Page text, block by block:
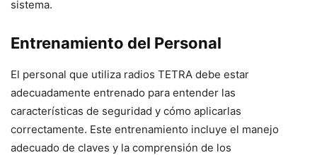
sistema.
Entrenamiento del Personal
El personal que utiliza radios TETRA debe estar
adecuadamente entrenado para entender las
características de seguridad y cómo aplicarlas
correctamente. Este entrenamiento incluye el manejo
adecuado de claves y la comprensión de los